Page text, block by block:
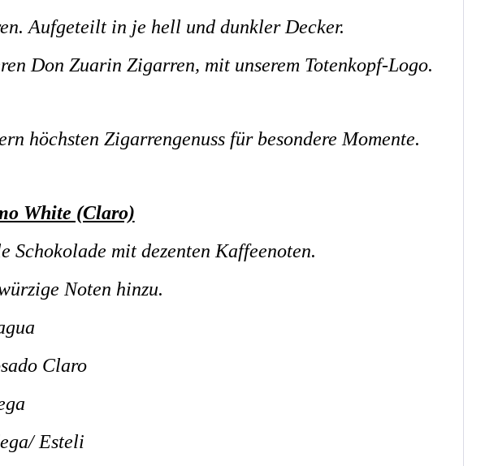
Aufgeteilt in je hell und dunkler Decker.
Don Zuarin Zigarren, mit unserem Totenkopf-Logo.
höchsten Zigarrengenuss für besondere Momente.
White (Claro)
Schokolade mit dezenten Kaffeenoten.
Noten hinzu.
Claro
Esteli